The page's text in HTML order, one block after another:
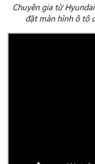
Chuyên gia từ
đặt màn hình ô tô